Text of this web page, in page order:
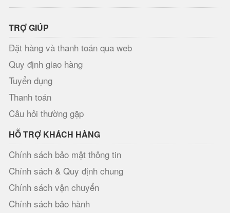
TRỢ GIÚP
Đặt hàng và thanh toán qua web
Quy định giao hàng
Tuyển dụng
Thanh toán
Câu hỏi thường gặp
HỖ TRỢ KHÁCH HÀNG
Chính sách bảo mật thông tin
Chính sách & Quy định chung
Chính sách vận chuyển
Chính sách bảo hành